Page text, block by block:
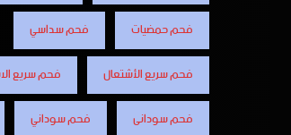
فحم حمضيات
فحم سداسي
فحم سريع الأشتعال
فحم سريع
فحم سودانى
فحم سوداني